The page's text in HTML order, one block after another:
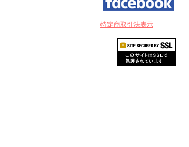
特定商取引法表示